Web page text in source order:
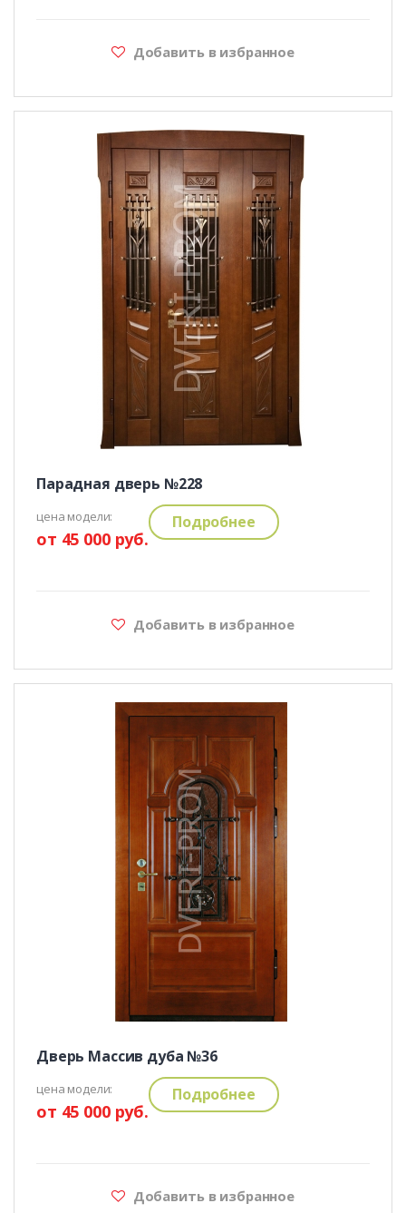
Добавить в избранное
Парадная дверь №228
цена модели:
от 45 000 руб.
Подробнее
Добавить в избранное
Дверь Массив дуба №36
цена модели:
от 45 000 руб.
Подробнее
Добавить в избранное